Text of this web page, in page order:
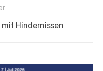
Hindernissen